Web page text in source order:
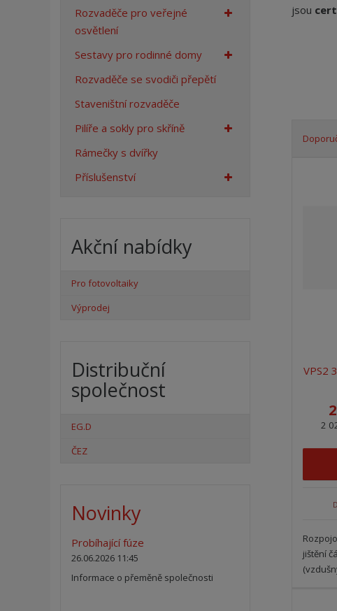
jsou
VPS2
2
jištění
Rozvaděče pro veřejné
osvětlení
Sestavy pro rodinné domy
Rozvaděče se svodiči přepětí
Staveništní rozvaděče
Pilíře a sokly pro skříně
Rámečky s dvířky
Příslušenství
Akční nabídky
Pro fotovoltaiky
Výprodej
Distribuční
společnost
EG.D
ČEZ
Novinky
Probíhající fúze
26.06.2026 11:45
Informace o přeměně společnosti